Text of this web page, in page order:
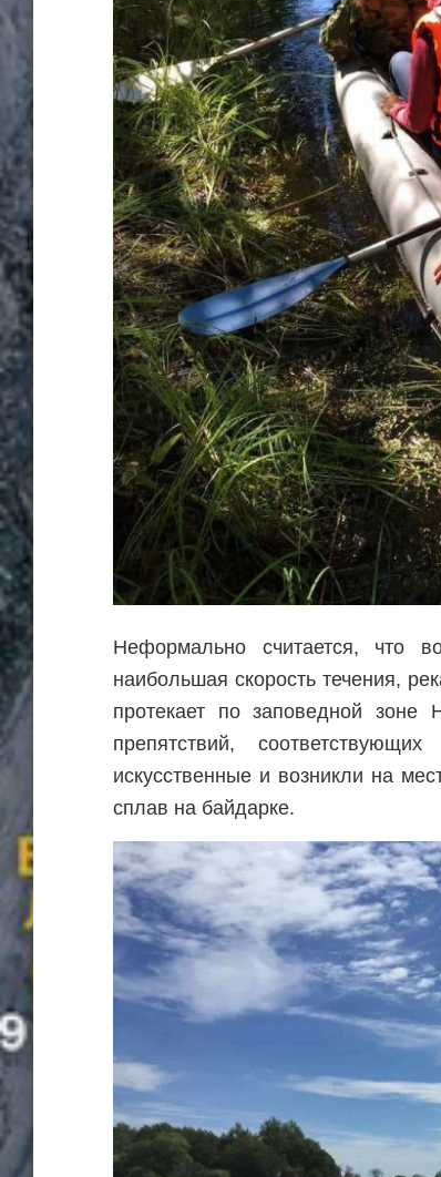
Неформально считается, что
наибольшая скорость течения,
протекает по заповедной зоне
препятствий,
искусственные и возникли на
сплав на байдарке.